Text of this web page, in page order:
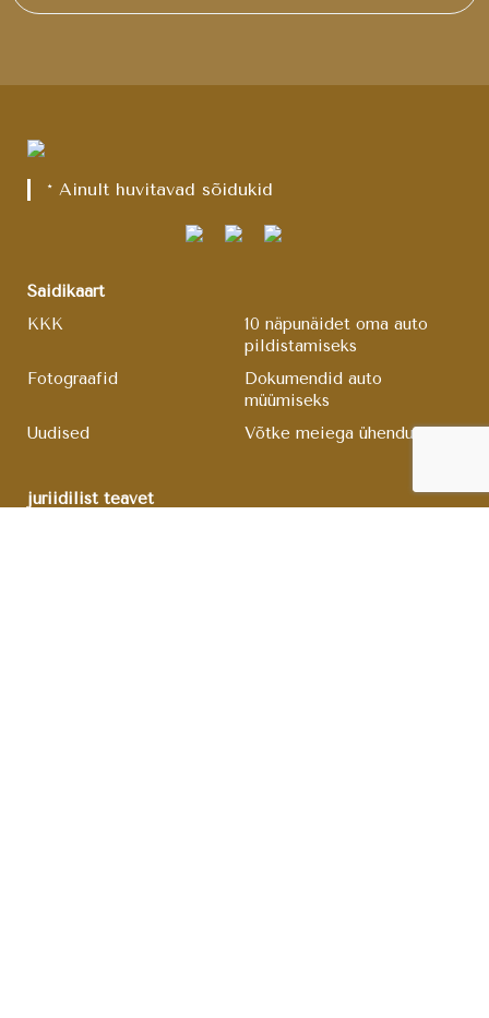
* Ainult huvitavad sõidukid
Saidikaart
KKK
10 näpunäidet oma auto
pildistamiseks
Fotograafid
Dokumendid auto
müümiseks
Uudised
Võtke meiega ühendust
juriidilist teavet